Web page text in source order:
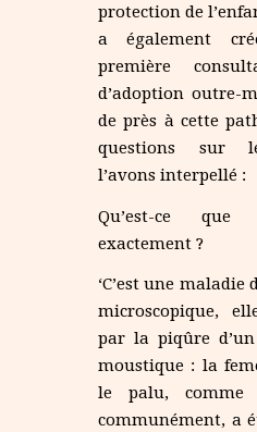
protection de
a également
première
d’adoption outre-
de près à cette
questions sur
l’avons interpellé :
Qu’est-ce
exactement ?
‘C’est une
microscopique,
par la piqûre
moustique : la
le palu,
communément, a